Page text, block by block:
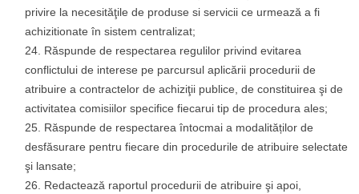
privire la necesităţile de produse si servicii ce urmează a fi
achizitionate în sistem centralizat;
Răspunde de respectarea regulilor privind evitarea
conflictului de interese pe parcursul aplicării procedurii de
atribuire a contractelor de achiziţii publice, de constituirea şi de
activitatea comisiilor specifice fiecarui tip de procedura ales;
Răspunde de respectarea întocmai a modalităților de
desfăsurare pentru fiecare din procedurile de atribuire selectate
şi lansate;
Redactează raportul procedurii de atribuire şi apoi,